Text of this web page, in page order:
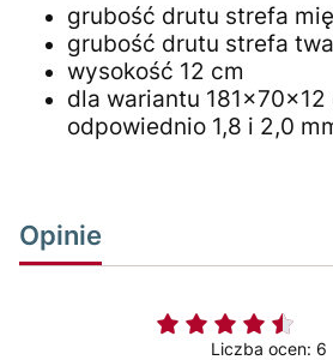
grubość drutu strefa
grubość drutu strefa
wysokość 12 cm
dla wariantu
odpowiednio 1,8 i 2,0
Opinie
Liczba ocen: 6